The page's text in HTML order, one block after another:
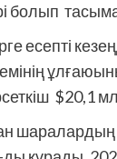
болып
есепті
$20,1